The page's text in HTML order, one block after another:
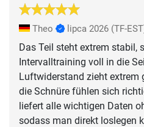
Theo lipca 2026 (TF-
Das Teil steht extrem stabil,
Intervalltraining voll in die
Luftwiderstand zieht extrem
die Schnüre fühlen sich
liefert alle wichtigen Daten
sodass man direkt loslegen